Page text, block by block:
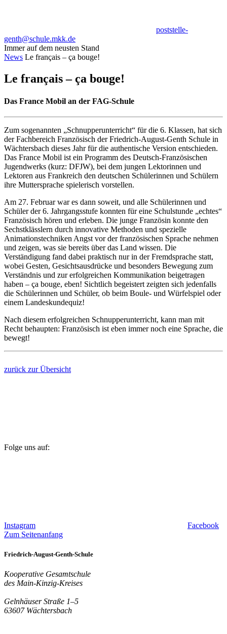
poststelle-
genth@schule.mkk.de
Immer auf dem neusten Stand
News Le français – ça bouge!
Le français – ça bouge!
Das France Mobil an der FAG-Schule
Zum sogenannten „Schnupperunterricht“ für die 6. Klassen, hat sich
der Fachbereich Französisch der Friedrich-August-Genth Schule in
Wächtersbach dieses Jahr für die authentische Version entschieden.
Das France Mobil ist ein Programm des Deutsch-Französischen
Jugendwerks (kurz: DFJW), bei dem jungen Lektorinnen und
Lektoren aus Frankreich den deutschen Schülerinnen und Schülern
ihre Muttersprache spielerisch vorstellen.
Am 27. Februar war es dann soweit, und alle Schülerinnen und
Schüler der 6. Jahrgangsstufe konnten für eine Schulstunde „echtes“
Französisch hören und erleben. Die junge Französin konnte den
Sechstklässlern durch innovative Methoden und spezielle
Animationstechniken Angst vor der französischen Sprache nehmen
und zeigen, was sie bereits über das Land wissen. Die
Verständigung fand dabei praktisch nur in der Fremdsprache statt,
wobei Gesten, Gesichtsausdrücke und besonders Bewegung zum
Verständnis und zur erfolgreichen Kommunikation beigetragen
haben – ça bouge, eben! Sichtlich begeistert zeigten sich jedenfalls
die Schülerinnen und Schüler, ob beim Boule- und Würfelspiel oder
einem Landeskundequiz!
Nach diesem erfolgreichen Schnupperunterricht, kann man mit
Recht behaupten: Französisch ist eben immer noch eine Sprache, die
bewegt!
zurück zur Übersicht
Folge uns auf:
Instagram
Facebook
Zum Seitenanfang
Friedrich-August-Genth-Schule
Kooperative Gesamtschule
des Main-Kinzig-Kreises
Gelnhäuser Straße 1–5
63607 Wächtersbach